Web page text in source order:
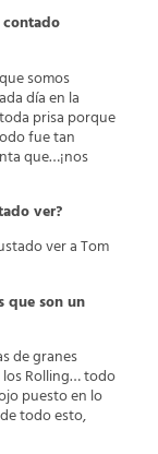
somos
día en la
prisa porque
fue tan
que…¡nos
ver?
ver a Tom
que son un
de granes
Rolling… todo
puesto en lo
todo esto,